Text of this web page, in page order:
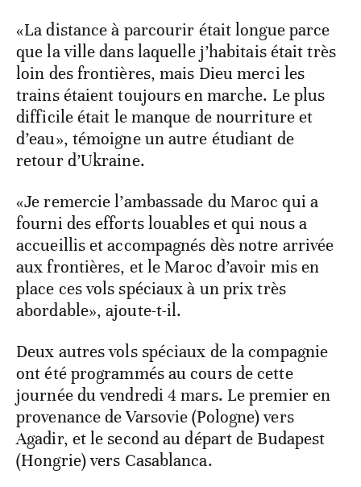
«La distance à parcourir était longue parce
que la ville dans laquelle j’habitais était très
loin des frontières, mais Dieu merci les
trains étaient toujours en marche. Le plus
difficile était le manque de nourriture et
d’eau», témoigne un autre étudiant de
retour d’Ukraine.
«Je remercie l’ambassade du Maroc qui a
fourni des efforts louables et qui nous a
accueillis et accompagnés dès notre arrivée
aux frontières, et le Maroc d’avoir mis en
place ces vols spéciaux à un prix très
abordable», ajoute-t-il.
Deux autres vols spéciaux de la compagnie
ont été programmés au cours de cette
journée du vendredi 4 mars. Le premier en
provenance de Varsovie (Pologne) vers
Agadir, et le second au départ de Budapest
(Hongrie) vers Casablanca.